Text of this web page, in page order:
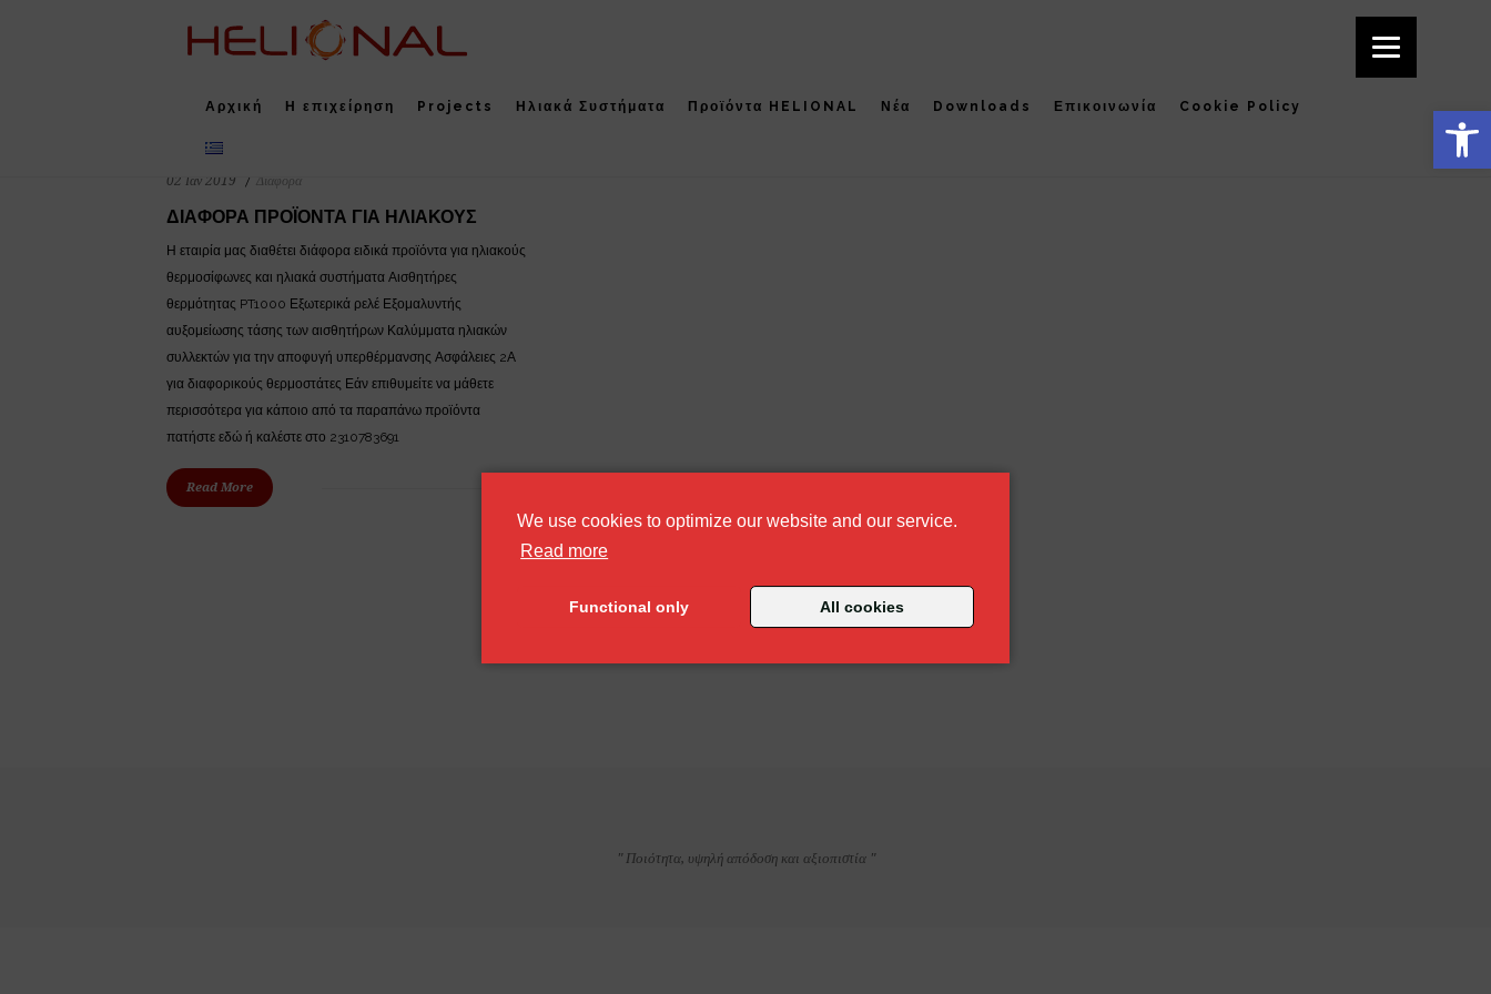
We use cookies to optimize our website and our service.
Read moreabout our cookie policy
Functional only All cookies
Ανοίξτε τη γραμμή εργαλείων
'; } add_action('wp_footer', 'add_custom_image_to_footer');
Αρχική Η επιχείρηση Projects Ηλιακά Συστήματα Προϊόντα HELIONAL Νέα Downloads Επικοινωνία Cookie Policy
Διάφορα Archives - Helional
02 Ιαν 2019 Διάφορα
ΔΙΆΦΟΡΑ ΠΡΟΪΌΝΤΑ ΓΙΑ ΗΛΙΑΚΟΎΣ
Η εταιρία μας διαθέτει διάφορα ειδικά προϊόντα για ηλιακούς
θερμοσίφωνες και ηλιακά συστήματα Αισθητήρες
θερμότητας PT1000 Εξωτερικά ρελέ Εξομαλυντής
αυξομείωσης τάσης των αισθητήρων Καλύμματα ηλιακών
συλλεκτών για την αποφυγή υπερθέρμανσης Ασφάλειες 2Α
για διαφορικούς θερμοστάτες Εάν επιθυμείτε να μάθετε
περισσότερα για κάποιο από τα παραπάνω προϊόντα
πατήστε εδώ ή καλέστε στο 2310783691
Read More
" Ποιότητα, υψηλή απόδοση και αξιοπιστία "